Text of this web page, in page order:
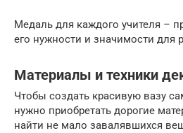
Медаль для каждого учителя –
его нужности и значимости для
Материалы и техники
Чтобы создать красивую вазу
нужно приобретать дорогие
найти не мало завалявшихся